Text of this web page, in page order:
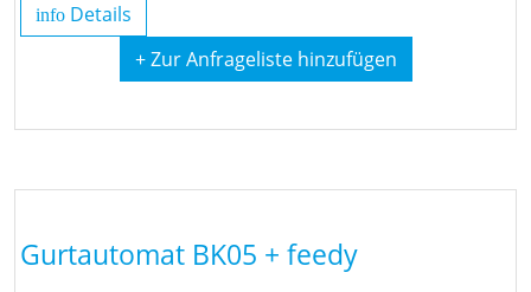
info Details
+ Zur Anfrageliste hinzufügen
Gurtautomat BK05 + feedy